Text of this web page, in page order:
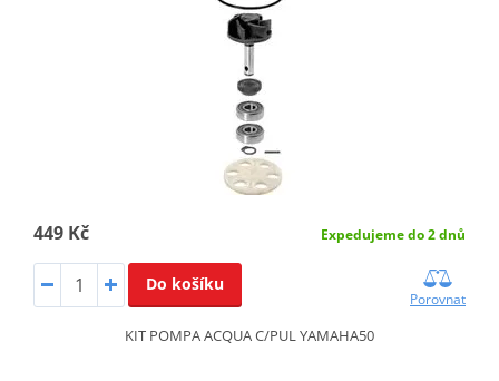
449 Kč Expedujeme do 2 dnů
Do košíku
Porovnat
KIT POMPA ACQUA C/PUL YAMAHA50